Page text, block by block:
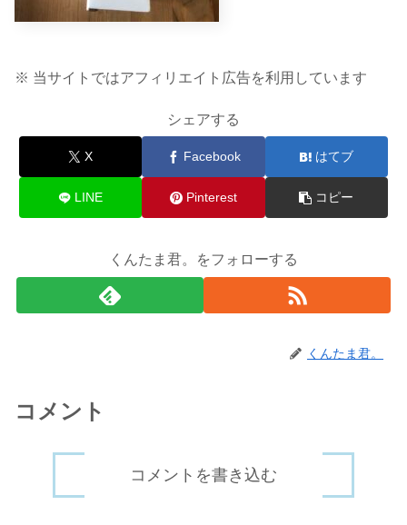
※ 当サイトではアフィリエイト広告を利用しています
シェアする
X Facebook はてブ
LINE Pinterest コピー
くんたま君。をフォローする
くんたま君。
コメント
コメントを書き込む